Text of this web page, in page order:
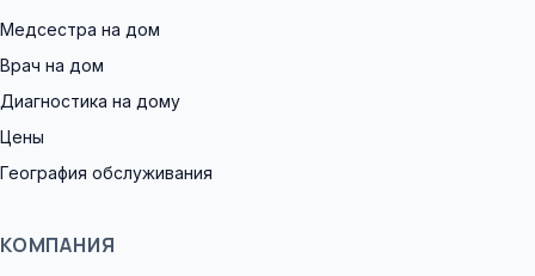
Медсестра на дом
Врач на дом
Диагностика на дому
Цены
География обслуживания
КОМПАНИЯ